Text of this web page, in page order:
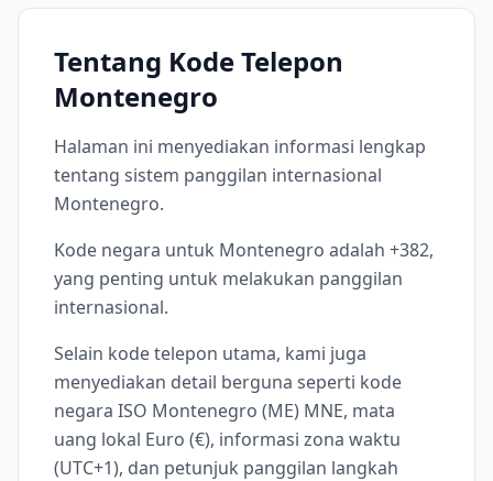
Tentang Kode Telepon
Montenegro
Halaman ini menyediakan informasi lengkap
tentang sistem panggilan internasional
Montenegro.
Kode negara untuk Montenegro adalah +382,
yang penting untuk melakukan panggilan
internasional.
Selain kode telepon utama, kami juga
menyediakan detail berguna seperti kode
negara ISO Montenegro (ME) MNE, mata
uang lokal Euro (€), informasi zona waktu
(UTC+1), dan petunjuk panggilan langkah